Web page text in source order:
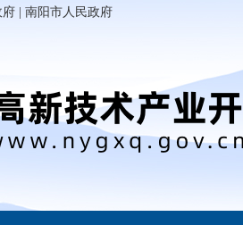
府 南阳市人民政府